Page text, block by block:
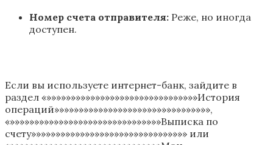
Номер счета отправителя: Реже, но иногда
доступен.
Если вы используете интернет-банк, зайдите в
раздел «»»»»»»»»»»»»»»»»»»»»»»»»»»»»»»»История
операций»»»»»»»»»»»»»»»»»»»»»»»»»»»»»»»»,
«»»»»»»»»»»»»»»»»»»»»»»»»»»»»»»»Выписка по
счету»»»»»»»»»»»»»»»»»»»»»»»»»»»»»»»» или